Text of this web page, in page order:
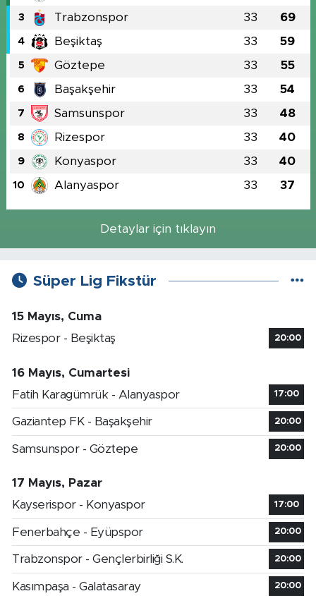
3 Trabzonspor 33 69
4 Beşiktaş 33 59
5 Göztepe 33 55
6 Başakşehir 33 54
7 Samsunspor 33 48
8 Rizespor 33 40
9 Konyaspor 33 40
10 Alanyaspor 33 37
Detaylar için tıklayın
Süper Lig Fikstür
15 Mayıs, Cuma
Rizespor - Beşiktaş
20:00
16 Mayıs, Cumartesi
Fatih Karagümrük - Alanyaspor
17:00
Gaziantep FK - Başakşehir 20:00
Samsunspor - Göztepe 20:00
17 Mayıs, Pazar
Kayserispor - Konyaspor
17:00
Fenerbahçe - Eyüpspor 20:00
Trabzonspor - Gençlerbirliği S.K. 20:00
Kasımpaşa - Galatasaray 20:00